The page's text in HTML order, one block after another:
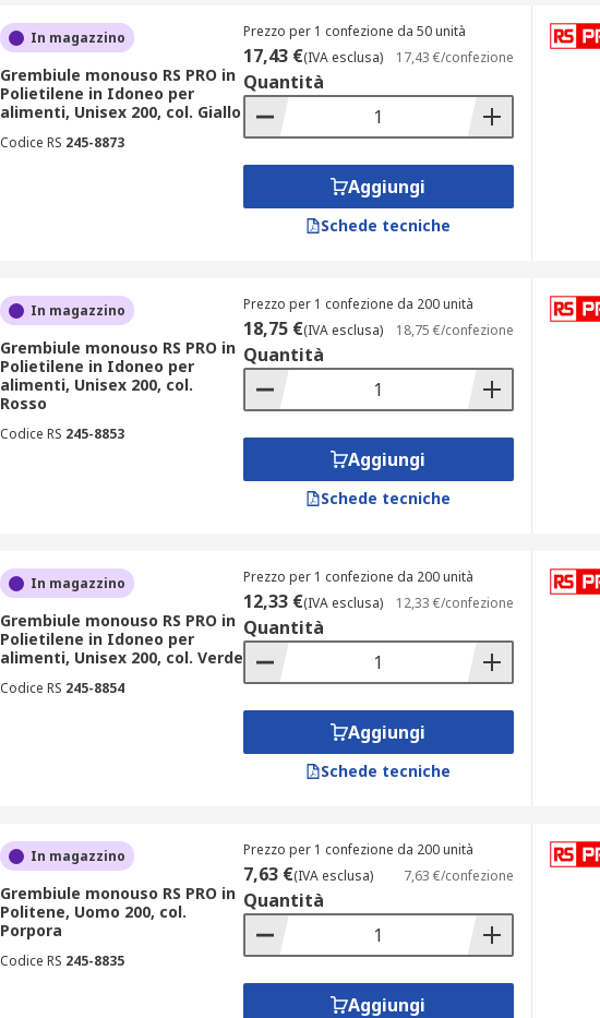
In magazzino
Grembiule monouso RS PRO in
Polietilene in Idoneo per
alimenti, Unisex 200, col. Giallo
Codice RS 245-8873
Prezzo per 1 confezione da 50 unità
17,43 €(IVA esclusa) 17,43 €/confezione
Quantità
Aggiungi
Schede tecniche
In magazzino
Grembiule monouso RS PRO in
Polietilene in Idoneo per
alimenti, Unisex 200, col.
Rosso
Codice RS 245-8853
Prezzo per 1 confezione da 200 unità
18,75 €(IVA esclusa) 18,75 €/confezione
Quantità
Aggiungi
Schede tecniche
In magazzino
Grembiule monouso RS PRO in
Polietilene in Idoneo per
alimenti, Unisex 200, col. Verde
Codice RS 245-8854
Prezzo per 1 confezione da 200 unità
12,33 €(IVA esclusa) 12,33 €/confezione
Quantità
Aggiungi
Schede tecniche
In magazzino
Grembiule monouso RS PRO in
Politene, Uomo 200, col.
Porpora
Codice RS 245-8835
Prezzo per 1 confezione da 200 unità
7,63 €(IVA esclusa) 7,63 €/confezione
Quantità
Aggiungi